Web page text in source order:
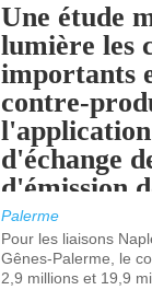
Une étude
lumière les
importants
contre-
d'échange
d'émission
(SEQE-UE)
maritimes
occidentale.
Palerme
Pour les liaisons
Gênes-Palerme, le
2,9 millions et 19,9